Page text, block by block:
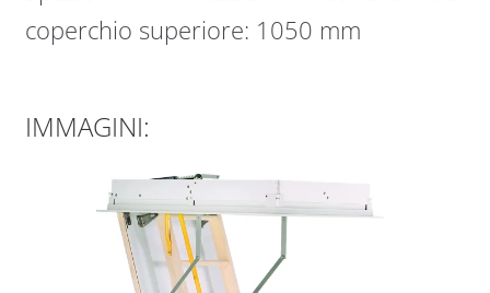
coperchio superiore: 1050 mm
IMMAGINI: